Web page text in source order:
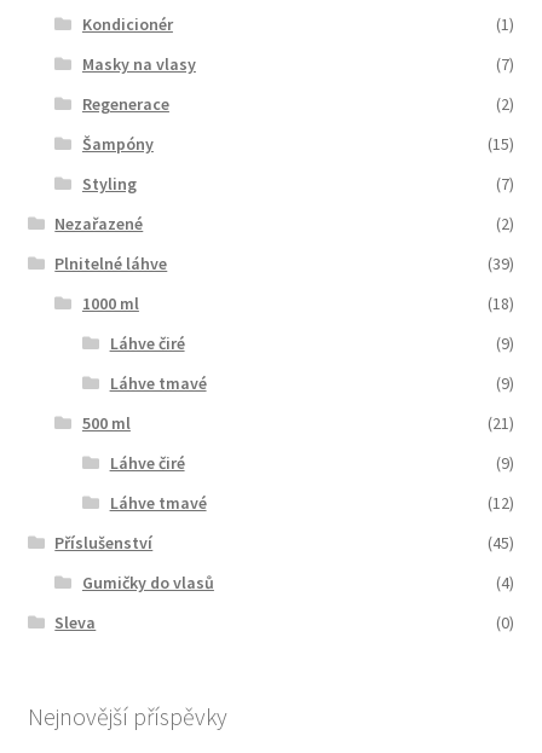
Kondicionér
(1)
Masky na vlasy
(7)
Regenerace
(2)
Šampóny
(15)
Styling
(7)
Nezařazené
(2)
Plnitelné láhve
(39)
1000 ml
(18)
Láhve čiré
(9)
Láhve tmavé
(9)
500 ml
(21)
Láhve čiré
(9)
Láhve tmavé
(12)
Příslušenství
(45)
Gumičky do vlasů
(4)
Sleva
(0)
Nejnovější příspěvky